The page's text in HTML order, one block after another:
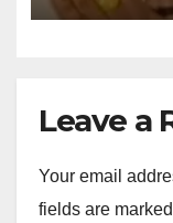
Leave a
Your email
fields are marked